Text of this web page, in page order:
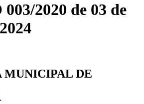
2020 de 03 de
MUNICIPAL DE